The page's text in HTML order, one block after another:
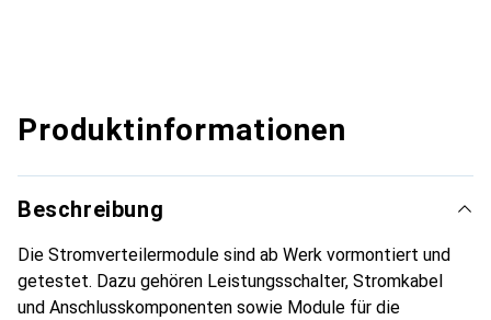
Produktinformationen
Beschreibung
Die Stromverteilermodule sind ab Werk vormontiert und
getestet. Dazu gehören Leistungsschalter, Stromkabel
und Anschlusskomponenten sowie Module für die